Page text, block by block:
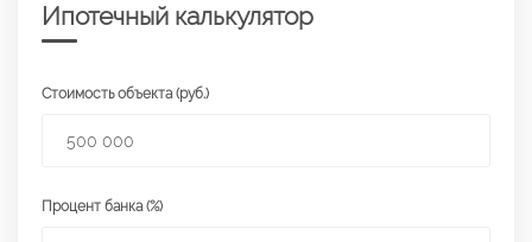
Ипотечный калькулятор
Стоимость объекта (руб.)
Процент банка (%)